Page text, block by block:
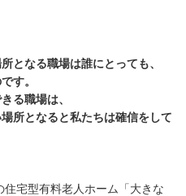
となる職場は誰にとっても、
す。
る職場は、
所となると私たちは確信をして
宅型有料老人ホーム「大きな